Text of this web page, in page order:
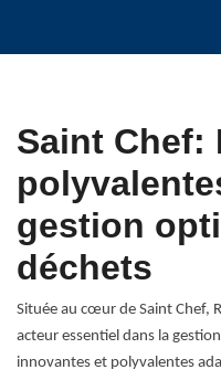
Saint Chef:
gestion
déchets
Située au cœur de Saint Chef,
acteur essentiel dans la
innovantes et polyvalentes